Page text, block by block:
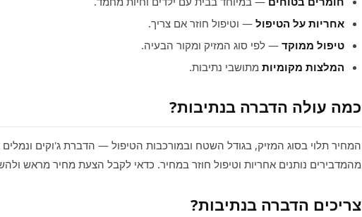
אחריות על הטיפול — וטיפול חוזר אם צריך.
טיפול ממוקד — לפי סוג המזיק ומקור הבעיה.
המלצות מקומיות מתושבי נתיבות.
כמה עולה הדברה בנתיבות?
המחיר תלוי בסוג המזיק, בגודל השטח ובמורכבות הטיפול — הדברת ג'וקים
מהמדבירים נותנים אחריות וטיפול חוזר במחיר. כדאי לקבל הצעת מחיר מראש
צריכים הדברה בנתיבות?